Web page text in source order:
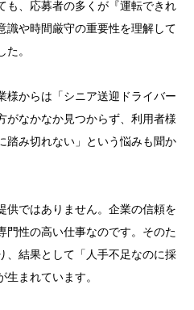
も、応募者の多くが『運転できれ
識や時間厳守の重要性を理解して
。
様からは「シニア送迎ドライバー
がなかなか見つからず、利用者様
踏み切れない」という悩みも聞か
供ではありません。企業の信頼を
門性の高い仕事なのです。そのた
、結果として「人手不足なのに採
まれています。